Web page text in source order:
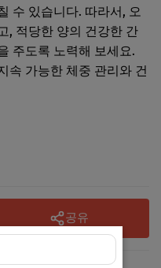
수 있습니다. 따라서, 오
, 적당한 양의 건강한 간
주도록 노력해 보세요.
속 가능한 체중 관리와 건
공유